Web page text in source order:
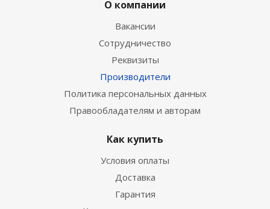
О компании
Вакансии
Сотрудничество
Реквизиты
Производители
Политика персональных данных
Правообладателям и авторам
Как купить
Условия оплаты
Доставка
Гарантия